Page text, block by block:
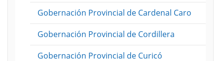
Gobernación Provincial de Cardenal Caro
Gobernación Provincial de Cordillera
Gobernación Provincial de Curicó